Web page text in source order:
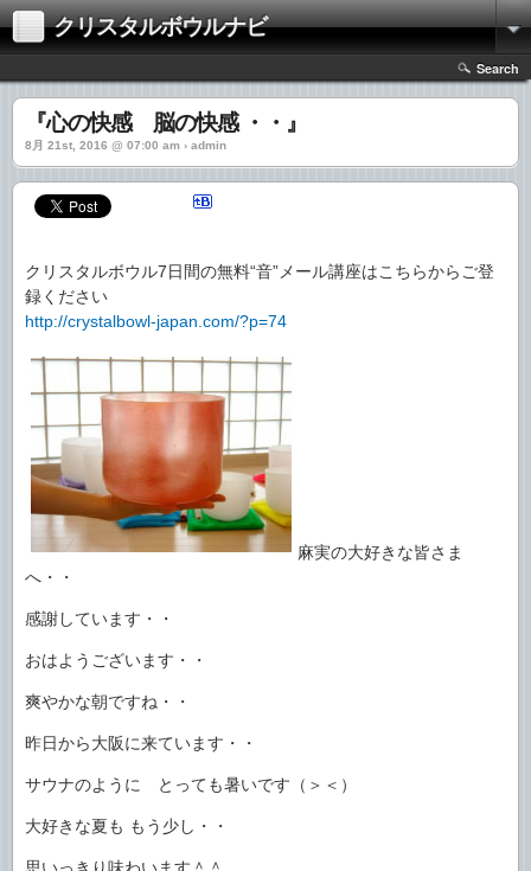
クリスタルボウルナビ
Search
『心の快感 脳の快感 ・・』
8月 21st, 2016 @ 07:00 am › admin
クリスタルボウル7日間の無料“音”メール講座はこちらからご登
録ください
http://crystalbowl-japan.com/?p=74
麻実の大好きな皆さま
へ・・
感謝しています・・
おはようございます・・
爽やかな朝ですね・・
昨日から大阪に来ています・・
サウナのように とっても暑いです（＞＜）
大好きな夏も もう少し・・